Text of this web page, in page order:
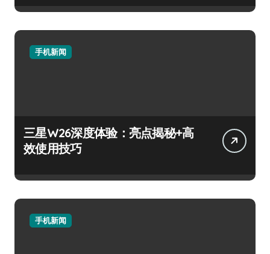
手机新闻
三星W26深度体验：亮点揭秘+高
效使用技巧
手机新闻